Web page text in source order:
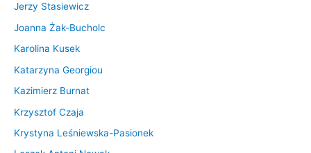
Jerzy Stasiewicz
Joanna Żak-Bucholc
Karolina Kusek
Katarzyna Georgiou
Kazimierz Burnat
Krzysztof Czaja
Krystyna Leśniewska-Pasionek